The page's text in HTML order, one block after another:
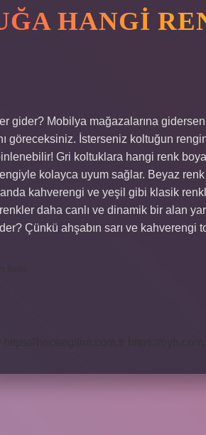
HANGI
gider? Mobilya mağazalarına
göreceksiniz. İsterseniz koltuğun
Gri koltuklara hangi renk
kolayca uyum sağlar. Beyaz
kahverengi ve yeşil gibi klasik
daha canlı ve dinamik bir alan
Çünkü ahşabın sarı ve kahverengi